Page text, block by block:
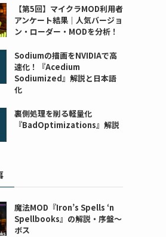
【第5回】マイクラMOD利用者
アンケート結果｜人気バージョ
ン・ローダー・MODを分析！
Sodiumの描画をNVIDIAで高
速化！『Acedium
Sodiumized』解説と日本語
化
裏側処理を削る軽量化
『BadOptimizations』解説
魔法MOD『Iron’s Spells ‘n
Spellbooks』の解説・序盤～
ボス